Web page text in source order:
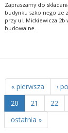
Zapraszamy do
budynku szkolnego ze
przy ul. Mickiewicza 2b
budowalne.
« pierwsza ‹
20
21 22
ostatnia »